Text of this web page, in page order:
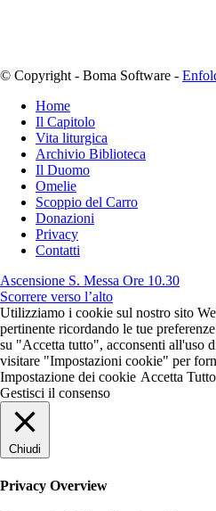
© Copyright - Boma Software -
Home
Il Capitolo
Vita liturgica
Archivio Biblioteca
Il Duomo
Omelie
Scoppio del Carro
Donazioni
Privacy
Contatti
Ascensione S. Messa Ore 10.30
Scorrere verso l’alto
Utilizziamo i cookie sul nostro sito
pertinente ricordando le tue
su "Accetta tutto", acconsenti all'uso
visitare "Impostazioni cookie" per
Impostazione dei cookie Accetta Tutto
Gestisci il consenso
Chiudi
Privacy Overview